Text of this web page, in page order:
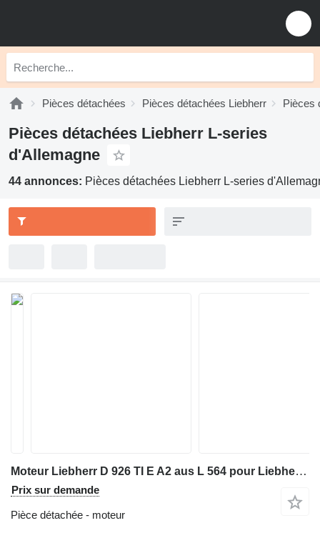
Pièces détachées Pièces détachées Liebherr Pièces
Pièces détachées Liebherr L-series
d'Allemagne
44 annonces: Pièces détachées Liebherr L-series
Moteur Liebherr D 926 TI E A2 aus L 564 pour Liebherr D 926 TI E A2 aus L 564
Prix sur demande
Pièce détachée - moteur